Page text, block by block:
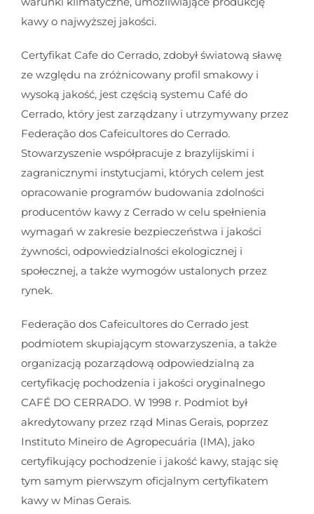
kawy o najwyższej jakości.
Certyfikat Cafe do Cerrado, zdobył światową sławę
ze względu na zróżnicowany profil smakowy i
wysoką jakość, jest częścią systemu Café do
Cerrado, który jest zarządzany i utrzymywany przez
Federação dos Cafeicultores do Cerrado.
Stowarzyszenie współpracuje z brazylijskimi i
zagranicznymi instytucjami, których celem jest
opracowanie programów budowania zdolności
producentów kawy z Cerrado w celu spełnienia
wymagań w zakresie bezpieczeństwa i jakości
żywności, odpowiedzialności ekologicznej i
społecznej, a także wymogów ustalonych przez
rynek.
Federação dos Cafeicultores do Cerrado jest
podmiotem skupiającym stowarzyszenia, a także
organizacją pozarządową odpowiedzialną za
certyfikację pochodzenia i jakości oryginalnego
CAFÉ DO CERRADO. W 1998 r. Podmiot był
akredytowany przez rząd Minas Gerais, poprzez
Instituto Mineiro de Agropecuária (IMA), jako
certyfikujący pochodzenie i jakość kawy, stając się
tym samym pierwszym oficjalnym certyfikatem
kawy w Minas Gerais.